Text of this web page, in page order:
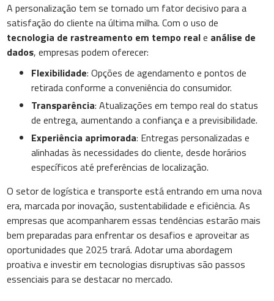
A personalização tem se tornado um fator decisivo para a
satisfação do cliente na última milha. Com o uso de
tecnologia de rastreamento em tempo reale análise de
dados, empresas podem oferecer:
Flexibilidade: Opções de agendamento e pontos de
retirada conforme a conveniência do consumidor.
Transparência: Atualizações em tempo real do status
de entrega, aumentando a confiança e a previsibilidade.
Experiência aprimorada: Entregas personalizadas e
alinhadas às necessidades do cliente, desde horários
específicos até preferências de localização.
O setor de logística e transporte está entrando em uma nova
era, marcada por inovação, sustentabilidade e eficiência. As
empresas que acompanharem essas tendências estarão mais
bem preparadas para enfrentar os desafios e aproveitar as
oportunidades que 2025 trará. Adotar uma abordagem
proativa e investir em tecnologias disruptivas são passos
essenciais para se destacar no mercado.